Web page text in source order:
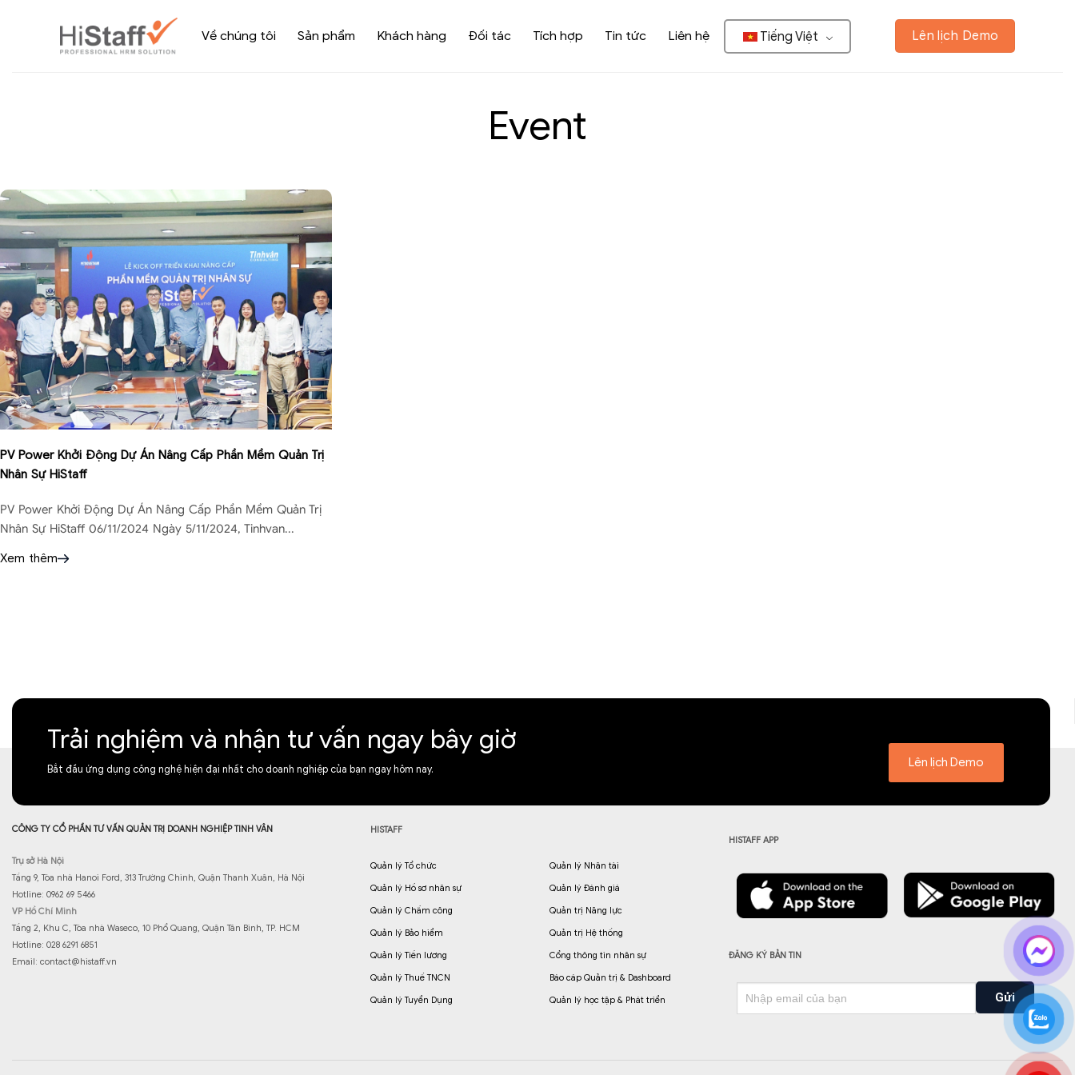
Về chúng tôi Sản phẩm Khách hàng Đối tác Tích hợp Tin tức Liên hệ Tiếng Việt Lên lịch Demo
Event
PV Power Khởi Động Dự Án Nâng Cấp Phần Mềm Quản Trị
Nhân Sự HiStaff
PV Power Khởi Động Dự Án Nâng Cấp Phần Mềm Quản Trị
Nhân Sự HiStaff 06/11/2024 Ngày 5/11/2024, Tinhvan...
Xem thêm
Trải nghiệm và nhận tư vấn ngay bây giờ
Bắt đầu ứng dụng công nghệ hiện đại nhất cho doanh nghiệp của bạn ngay hôm nay. Lên lịch Demo
CÔNG TY CỔ PHẦN TƯ VẤN QUẢN TRỊ DOANH NGHIỆP TINH VÂN
Trụ sở Hà Nội
Tầng 9, Tòa nhà Hanoi Ford, 313 Trường Chinh, Quận Thanh Xuân, Hà Nội
Hotline: 0962 69 5466
VP Hồ Chí Minh
Tầng 2, Khu C, Tòa nhà Waseco, 10 Phổ Quang, Quận Tân Bình, TP. HCM
Hotline: 028 6291 6851
Email: contact@histaff.vn
HISTAFF
Quản lý Tổ chức
Quản lý Hồ sơ nhân sự
Quản lý Chấm công
Quản lý Bảo hiểm
Quản lý Tiền lương
Quản lý Thuế TNCN
Quản lý Tuyển Dụng
Quản lý Nhân tài
Quản lý Đánh giá
Quản trị Năng lực
Quản trị Hệ thống
Cổng thông tin nhân sự
Báo cáp Quản trị & Dashboard
Quản lý học tập & Phát triển
HISTAFF APP
ĐĂNG KÝ BẢN TIN
Gửi